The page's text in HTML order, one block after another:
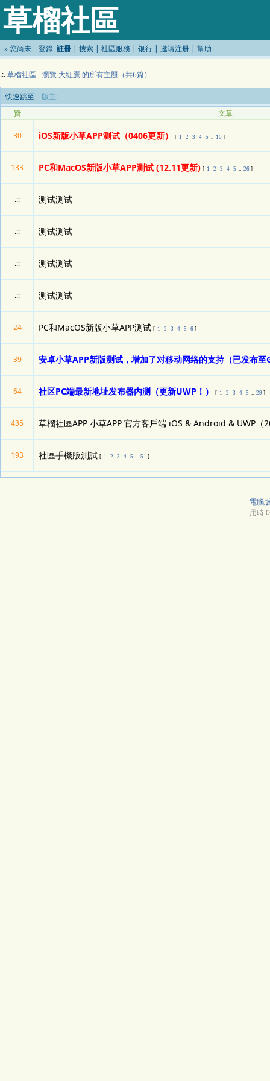
草榴社區
»您尚未 登錄 註冊 | 搜索 | 社區服務 | 银行 | 邀请注册 | 幫助
.:.草榴社區-瀏覽 大紅鷹 的所有主題（共6篇）
快速跳至
版主: --
贊
文章
30 iOS新版小草APP测试（0406更新） [ 1 2 3 4 5 .. 10 ]
133 PC和MacOS新版小草APP测试 (12.11更新) [ 1 2 3 4 5 .. 26 ]
.:: 测试测试
.:: 测试测试
.:: 测试测试
.:: 测试测试
24 PC和MacOS新版小草APP测试 [ 1 2 3 4 5 6 ]
39 安卓小草APP新版测试，增加了对移动网络的支持（已发布
64 社区PC端最新地址发布器内测（更新UWP！） [ 1 2 3 4 5 .. 29 ]
435 草榴社區APP 小草APP 官方客戶端 iOS & Android & UWP（
193 社區手機版測試 [ 1 2 3 4 5 .. 51 ]
電腦
用時